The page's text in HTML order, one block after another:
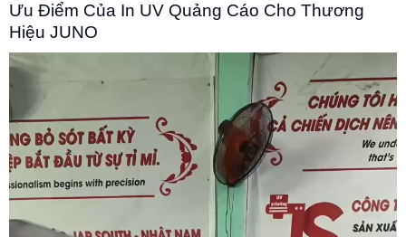
Ưu Điểm Của In UV Quảng Cáo Cho Thương
Hiệu JUNO